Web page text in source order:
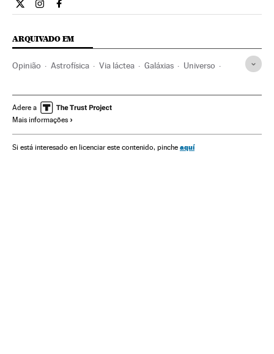
Opiniao El País Brasil en Twitter
Opiniao El País Brasil en Instagram
Opiniao El País Brasil en Facebook
ARQUIVADO EM
Opinião Astrofísica Via láctea Galáxias Universo
Adere a
Mais informações
Si está interesado en licenciar este contenido, pinche aquí